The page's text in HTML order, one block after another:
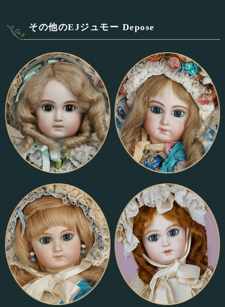
その他のEJジュモー Depose